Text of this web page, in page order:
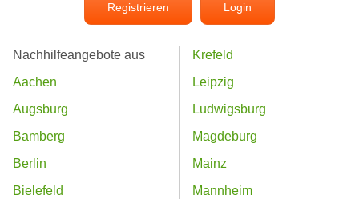
Registrieren Login
Nachhilfeangebote aus
Aachen
Augsburg
Bamberg
Berlin
Bielefeld
Krefeld
Leipzig
Ludwigsburg
Magdeburg
Mainz
Mannheim